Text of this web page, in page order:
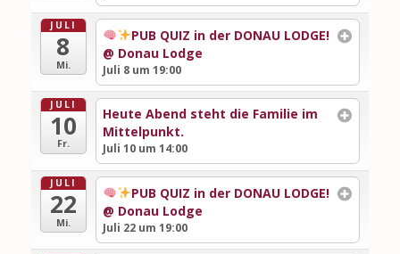
JULI
8
Mi.
PUB QUIZ in der DONAU LODGE!
@ Donau Lodge
Juli 8 um 19:00
JULI
10
Fr.
Heute Abend steht die Familie im
Mittelpunkt.
Juli 10 um 14:00
JULI
22
Mi.
PUB QUIZ in der DONAU LODGE!
@ Donau Lodge
Juli 22 um 19:00